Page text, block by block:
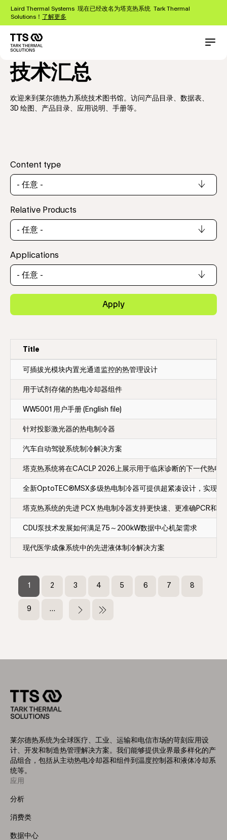
到
Laird Thermal Systems 现在已经改名为塔克热系统 Tark Thermal
Solutions！ 了解更多
技术汇总
欢迎来到莱尔德热力系统技术图书馆。访问产品目录、数据表、
3D 绘图、产品目录、应用说明、手册等。
Content type
Relative Products
Applications
Apply
Title
可插拔光模块内置光通道监控的热管理设计
用于试剂存储的热电冷却器组件
WW5001 用户手册 (English file)
针对投影激光器的热电制冷器
汽车自动驾驶系统制冷解决方案
塔克热系统将在CACLP 2026上展示用于临床诊断的下一代热电
全新OptoTEC®MSX多级热电制冷器可提供超紧凑设计，实现真
塔克热系统的先进 PCX 热电制冷器支持更快速、更准确PCR和分
CDU泵技术发展如何满足75～200kW数据中心机架需求
现代医学成像系统中的先进液体制冷解决方案
当
前
页
1
页
2
页
3
页
4
页
5
页
6
页
7
页
8
页
9 …
下
末
莱尔德热系统为全球医疗、工业、运输和电信市场的苛刻应用设
计、开发和制造热管理解决方案。我们能够提供业界最多样化的产
品组合，包括从主动热电冷却器和组件到温度控制器和液体冷却系
统等。
Footer
Menu
应用
分析
消费类
数据中心